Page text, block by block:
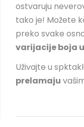
ostvaruju
tako je! Možete
preko svake
varijacije boja
Uživajte u
prelamaju